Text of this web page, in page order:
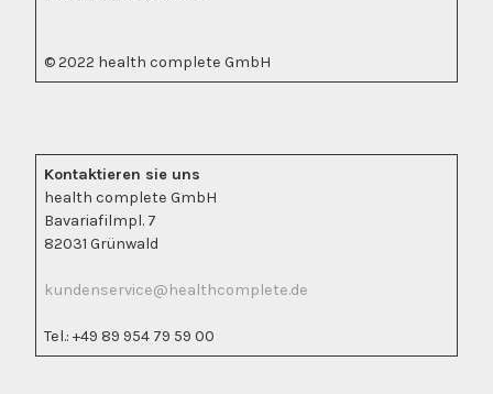
© 2022 health complete GmbH
Kontaktieren sie uns
health complete GmbH
Bavariafilmpl. 7
82031 Grünwald
kundenservice@healthcomplete.de
Tel.: +49 89 954 79 59 00